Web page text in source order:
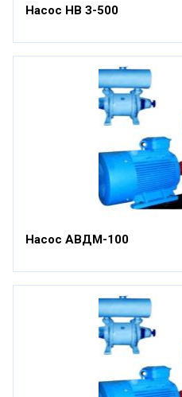
Насос НВ З-500
Насос АВДМ-100